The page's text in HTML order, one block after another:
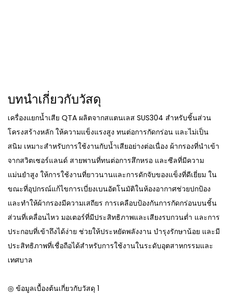
บทนำเกี่ยวกับวัสดุ
เครื่องแยกน้ำเสีย QTA ผลิตจากสแตนเลส SUS304 สำหรับชิ้นส่วน
โครงสร้างหลัก ให้ความแข็งแรงสูง ทนต่อการกัดกร่อน และไม่เป็น
สนิม เหมาะสำหรับการใช้งานกับน้ำเสียอย่างต่อเนื่อง ผ้ากรองที่นำเข้า
จากสวิตเซอร์แลนด์ สายพานที่ทนต่อการสึกหรอ และซีลที่มีความ
แม่นยำสูง ให้การใช้งานที่ยาวนานและการดักจับของแข็งที่ดีเยี่ยม ใน
ขณะที่อุปกรณ์แก้ไขการเบี่ยงเบนอัตโนมัติในห้องอากาศช่วยปกป้อง
และทำให้ผ้ากรองมีความเสถียร การเคลือบป้องกันการกัดกร่อนบนชิ้น
ส่วนที่เคลื่อนไหว มอเตอร์ที่มีประสิทธิภาพและเสียงรบกวนต่ำ และการ
ประกอบที่เข้าถึงได้ง่าย ช่วยให้ประหยัดพลังงาน บำรุงรักษาน้อย และมี
ประสิทธิภาพที่เชื่อถือได้สำหรับการใช้งานในระดับอุตสาหกรรมและ
เทศบาล
◎ ข้อมูลเบื้องต้นเกี่ยวกับวัสดุ 1